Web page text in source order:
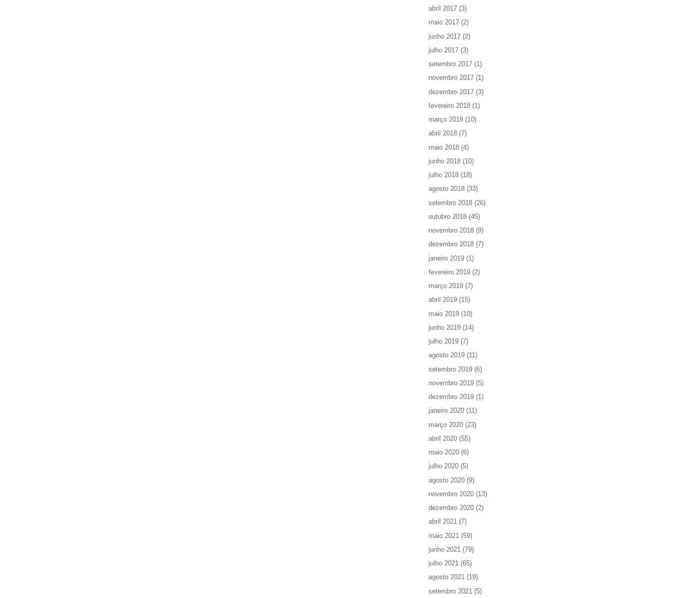
abril 2017 (3)
maio 2017 (2)
junho 2017 (2)
julho 2017 (3)
setembro 2017 (1)
novembro 2017 (1)
dezembro 2017 (3)
fevereiro 2018 (1)
março 2018 (10)
abril 2018 (7)
maio 2018 (4)
junho 2018 (10)
julho 2018 (18)
agosto 2018 (33)
setembro 2018 (26)
outubro 2018 (45)
novembro 2018 (9)
dezembro 2018 (7)
janeiro 2019 (1)
fevereiro 2019 (2)
março 2019 (7)
abril 2019 (15)
maio 2019 (10)
junho 2019 (14)
julho 2019 (7)
agosto 2019 (11)
setembro 2019 (6)
novembro 2019 (5)
dezembro 2019 (1)
janeiro 2020 (11)
março 2020 (23)
abril 2020 (55)
maio 2020 (6)
julho 2020 (5)
agosto 2020 (9)
novembro 2020 (13)
dezembro 2020 (2)
abril 2021 (7)
maio 2021 (59)
junho 2021 (79)
julho 2021 (65)
agosto 2021 (19)
setembro 2021 (5)